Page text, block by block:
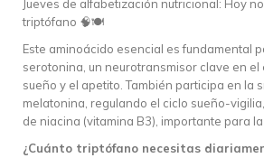
Jueves de alfabetización nutricional: Hoy
triptófano 🧠🍽️
Este aminoácido esencial es fundamental
serotonina, un neurotransmisor clave en el
sueño y el apetito. También participa en la
melatonina, regulando el ciclo sueño-
de niacina (vitamina B3), importante para la
¿Cuánto triptófano necesitas